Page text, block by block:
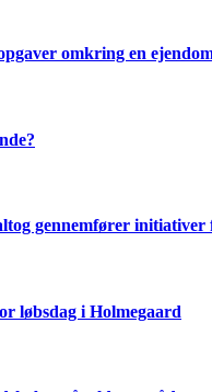
omkring en
gennemfører
løbsdag i Holmegaard